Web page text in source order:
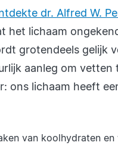
dr. Alfred W.
het lichaam
grotendeels gelijk
aanleg om
ons lichaam heeft
van koolhydraten